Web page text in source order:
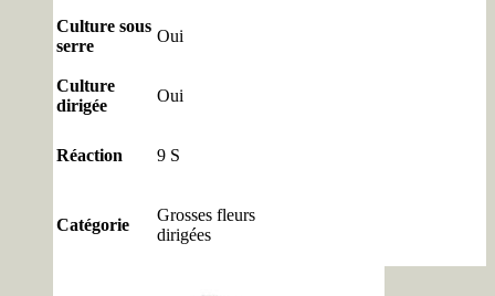
Culture sous
serre
Oui
Culture
dirigée
Oui
Réaction 9 S
Catégorie
Grosses fleurs
dirigées